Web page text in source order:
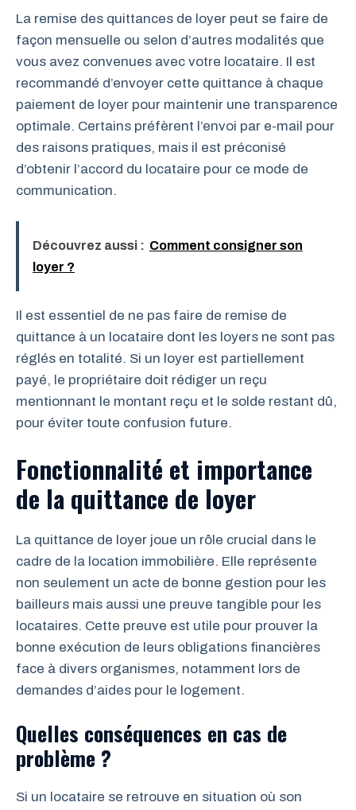
La remise des quittances de loyer peut se faire de
façon mensuelle ou selon d’autres modalités que
vous avez convenues avec votre locataire. Il est
recommandé d’envoyer cette quittance à chaque
paiement de loyer pour maintenir une transparence
optimale. Certains préfèrent l’envoi par e-mail pour
des raisons pratiques, mais il est préconisé
d’obtenir l’accord du locataire pour ce mode de
communication.
Découvrez aussi : Comment consigner son
loyer ?
Il est essentiel de ne pas faire de remise de
quittance à un locataire dont les loyers ne sont pas
réglés en totalité. Si un loyer est partiellement
payé, le propriétaire doit rédiger un reçu
mentionnant le montant reçu et le solde restant dû,
pour éviter toute confusion future.
Fonctionnalité et importance
de la quittance de loyer
La quittance de loyer joue un rôle crucial dans le
cadre de la location immobilière. Elle représente
non seulement un acte de bonne gestion pour les
bailleurs mais aussi une preuve tangible pour les
locataires. Cette preuve est utile pour prouver la
bonne exécution de leurs obligations financières
face à divers organismes, notamment lors de
demandes d’aides pour le logement.
Quelles conséquences en cas de
problème ?
Si un locataire se retrouve en situation où son